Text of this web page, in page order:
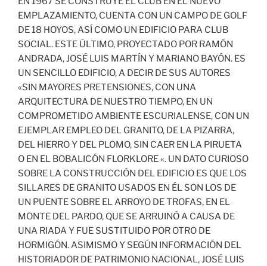
EMPLAZAMIENTO, CUENTA CON UN CAMPO DE GOLF
DE 18 HOYOS, ASÍ COMO UN EDIFICIO PARA CLUB
SOCIAL. ESTE ÚLTIMO, PROYECTADO POR RAMÓN
ANDRADA, JOSÉ LUIS MARTÍN Y MARIANO BAYÓN. ES
UN SENCILLO EDIFICIO, A DECIR DE SUS AUTORES
«SIN MAYORES PRETENSIONES, CON UNA
ARQUITECTURA DE NUESTRO TIEMPO, EN UN
COMPROMETIDO AMBIENTE ESCURIALENSE, CON UN
EJEMPLAR EMPLEO DEL GRANITO, DE LA PIZARRA,
DEL HIERRO Y DEL PLOMO, SIN CAER EN LA PIRUETA
O EN EL BOBALICÓN FLORKLORE «. UN DATO CURIOSO
SOBRE LA CONSTRUCCIÓN DEL EDIFICIO ES QUE LOS
SILLARES DE GRANITO USADOS EN ÉL SON LOS DE
UN PUENTE SOBRE EL ARROYO DE TROFAS, EN EL
MONTE DEL PARDO, QUE SE ARRUINÓ A CAUSA DE
UNA RIADA Y FUE SUSTITUIDO POR OTRO DE
HORMIGÓN. ASIMISMO Y SEGÚN INFORMACIÓN DEL
HISTORIADOR DE PATRIMONIO NACIONAL, JOSÉ LUIS